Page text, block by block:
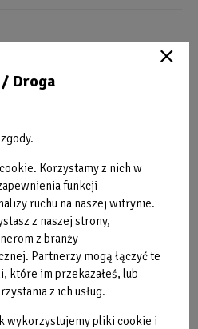
Droga
Korzystamy z nich w
funkcji
ruchu na naszej witrynie.
z naszej strony,
z branży
Partnerzy mogą łączyć te
które im przekazałeś, lub
z ich usług.
wykorzystujemy pliki cookie i